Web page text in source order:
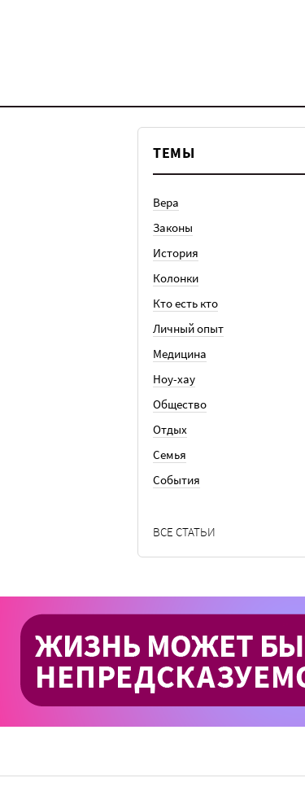
ТЕМЫ
Вера
Законы
История
Колонки
Кто есть кто
Личный опыт
Медицина
Ноу-хау
Общество
Отдых
Семья
События
ВСЕ СТАТЬИ